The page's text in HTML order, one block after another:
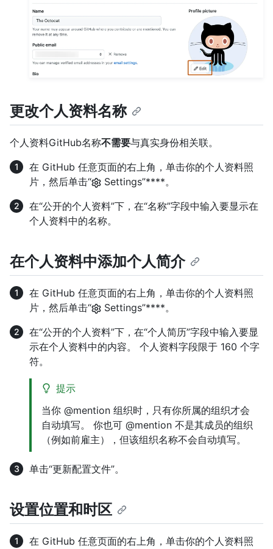
更改个人资料名称
个人资料GitHub名称不需要与真实身份相关联。
在 GitHub 任意页面的右上角，单击你的个人资料照
片，然后单击“
Settings”****。
在“公开的个人资料”下，在“名称”字段中输入要显示在
个人资料中的名称。
在个人资料中添加个人简介
在 GitHub 任意页面的右上角，单击你的个人资料照
片，然后单击“
Settings”****。
在“公开的个人资料”下，在“个人简历”字段中输入要显
示在个人资料中的内容。 个人资料字段限于 160 个字
符。
提示
当你 @mention 组织时，只有你所属的组织才会
自动填写。 你也可 @mention 不是其成员的组织
（例如前雇主），但该组织名称不会自动填写。
单击“更新配置文件”。
设置位置和时区
在 GitHub 任意页面的右上角，单击你的个人资料照